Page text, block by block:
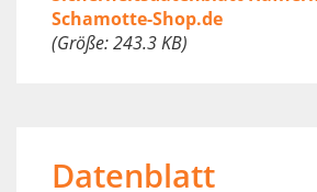
Schamotte-Shop.de
(Größe: 243.3 KB)
Datenblatt